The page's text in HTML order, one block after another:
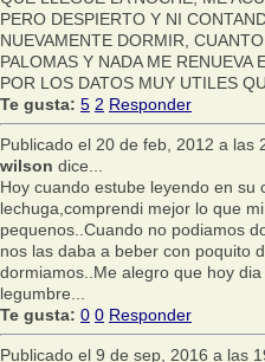
PERO DESPIERTO Y NI
NUEVAMENTE DORMIR,
PALOMAS Y NADA ME RENUEVA
POR LOS DATOS MUY UTILES
Te gusta: 5 2 Responder
Publicado el 20 de feb, 2012 a las
wilson dice...
Hoy cuando estube leyendo en su
lechuga,comprendi mejor lo que
pequenos..Cuando no podiamos
nos las daba a beber con poquito
dormiamos..Me alegro que hoy
legumbre...
Te gusta: 0 0 Responder
Publicado el 9 de sep, 2016 a las